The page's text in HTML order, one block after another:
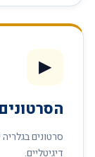
▶
סרטונים
דיגיטליים.